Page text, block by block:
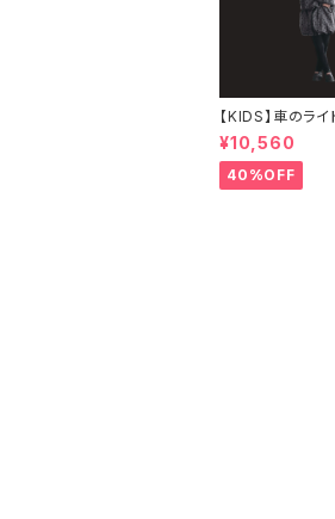
【KIDS】車のライ
る！モノグラムウイ
レーカー
¥10,560
40%OFF